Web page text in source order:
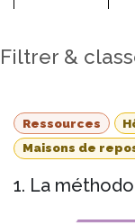
Filtrer &
Ressources
Maisons de
1. La